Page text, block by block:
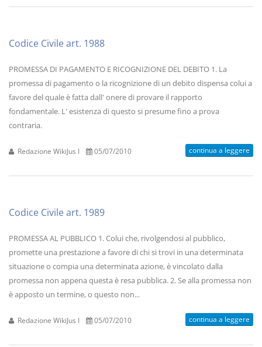
Codice Civile art. 1988
PROMESSA DI PAGAMENTO E RICOGNIZIONE DEL DEBITO 1. La
promessa di pagamento o la ricognizione di un debito dispensa colui a
favore del quale è fatta dall' onere di provare il rapporto
fondamentale. L' esistenza di questo si presume fino a prova
contraria.
Redazione WikiJus I 05/07/2010 continua a leggere
Codice Civile art. 1989
PROMESSA AL PUBBLICO 1. Colui che, rivolgendosi al pubblico,
promette una prestazione a favore di chi si trovi in una determinata
situazione o compia una determinata azione, è vincolato dalla
promessa non appena questa è resa pubblica. 2. Se alla promessa non
è apposto un termine, o questo non...
Redazione WikiJus I 05/07/2010 continua a leggere